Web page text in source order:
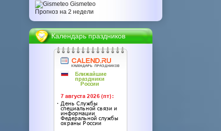
Gismeteo
Прогноз на 2 недели
Календарь праздников